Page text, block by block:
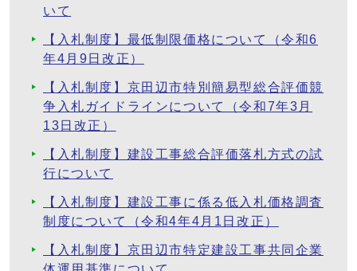
いて
【入札制度】最低制限価格について（令和6
年4月9日改正）
【入札制度】京田辺市特別簡易型総合評価競
争入札ガイドラインについて（令和7年3月
13日改正）
【入札制度】建設工事総合評価落札方式の試
行について
【入札制度】建設工事に係る低入札価格調査
制度について（令和4年4月1日改正）
【入札制度】京田辺市特定建設工事共同企業